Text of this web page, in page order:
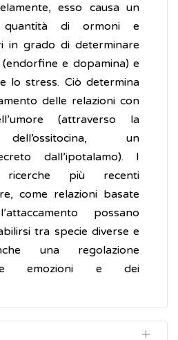
esso causa un
quantità di ormoni e
in grado di determinare
e dopamina) e
lo stress. Ciò determina
delle relazioni con
(attraverso la
un
dall’ipotalamo). I
più recenti
come relazioni basate
possano
tra specie diverse e
una regolazione
emozioni e dei